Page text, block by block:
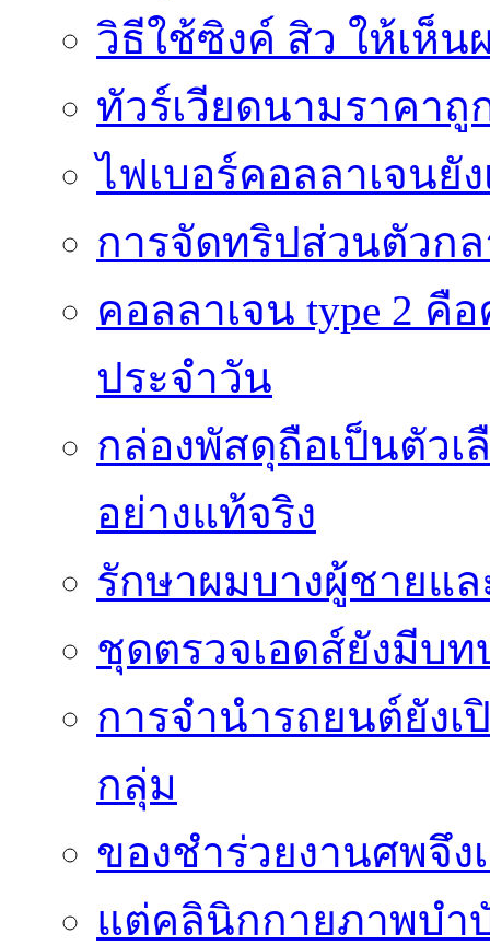
วิธีใช้ซิงค์ สิว ให้เห็
ทัวร์เวียดนามราคาถู
ไฟเบอร์คอลลาเจนยั
การจัดทริปส่วนตัวก
คอลลาเจน type 2
ประจำวัน
กล่องพัสดุถือเป็นตัว
อย่างแท้จริง
รักษาผมบางผู้ชายแ
ชุดตรวจเอดส์ยังมีบ
การจำนำรถยนต์ยัง
กลุ่ม
ของชำร่วยงานศพจึ
แต่คลินิกกายภาพบำ